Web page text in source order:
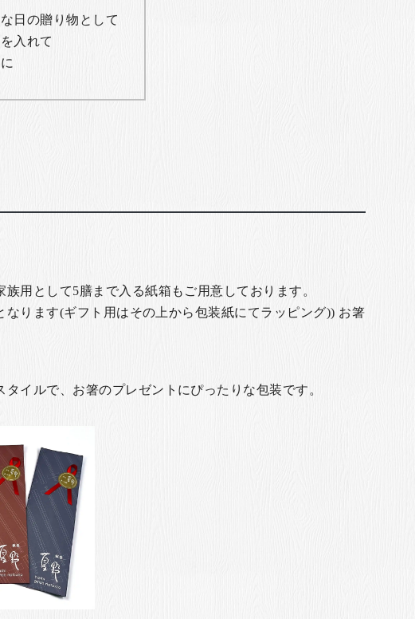
日の贈り物として
入れて
用として5膳まで入る紙箱もご用意しております。
ります(ギフト用はその上から包装紙にてラッピング)) お箸
イルで、お箸のプレゼントにぴったりな包装です。